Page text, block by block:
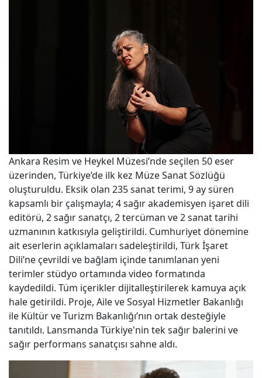
Ankara Resim ve Heykel Müzesi’nde seçilen 50 eser
üzerinden, Türkiye’de ilk kez Müze Sanat Sözlüğü
oluşturuldu. Eksik olan 235 sanat terimi, 9 ay süren
kapsamlı bir çalışmayla; 4 sağır akademisyen işaret dili
editörü, 2 sağır sanatçı, 2 tercüman ve 2 sanat tarihi
uzmanının katkısıyla geliştirildi. Cumhuriyet dönemine
ait eserlerin açıklamaları sadeleştirildi, Türk İşaret
Dili’ne çevrildi ve bağlam içinde tanımlanan yeni
terimler stüdyo ortamında video formatında
kaydedildi. Tüm içerikler dijitalleştirilerek kamuya açık
hale getirildi. Proje, Aile ve Sosyal Hizmetler Bakanlığı
ile Kültür ve Turizm Bakanlığı’nın ortak desteğiyle
tanıtıldı. Lansmanda Türkiye'nin tek sağır balerini ve
sağır performans sanatçısı sahne aldı.